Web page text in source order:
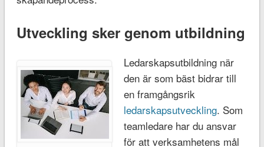
Utveckling sker genom utbildning
Ledarskapsutbildning när
den är som bäst bidrar till
en framgångsrik
ledarskapsutveckling. Som
teamledare har du ansvar
för att verksamhetens mål